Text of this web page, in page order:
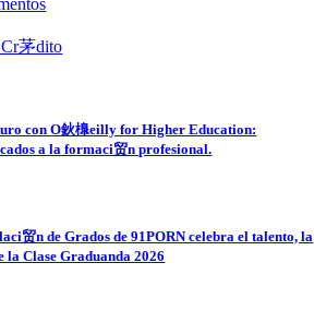
Cr茅dito
con O鈥橰eilly for Higher Education:
a la formaci贸n profesional.
贸n de Grados de 91PORN celebra el talento, la
Clase Graduanda 2026